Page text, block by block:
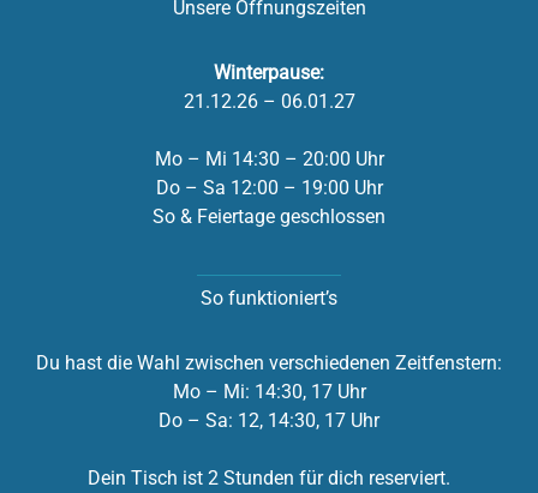
Unsere Öffnungszeiten
Winterpause:
21.12.26 – 06.01.27
Mo – Mi 14:30 – 20:00 Uhr
Do – Sa 12:00 – 19:00 Uhr
So & Feiertage geschlossen
So funktioniert’s
Du hast die Wahl zwischen verschiedenen Zeitfenstern:
Mo – Mi: 14:30, 17 Uhr
Do – Sa: 12, 14:30, 17 Uhr
Dein Tisch ist 2 Stunden für dich reserviert.